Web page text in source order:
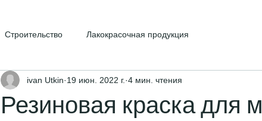
Строительство Лакокрасочная продукция
Резиновая краска для
ivan Utkin 19 июн. 2022 г. 4 мин. чтения